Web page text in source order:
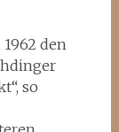
den
so